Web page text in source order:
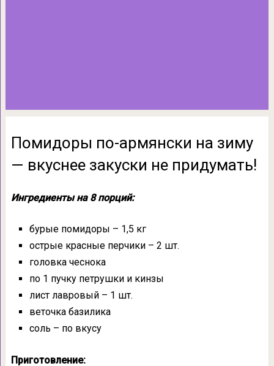
Помидоры по-армянски на зиму
— вкуснее закуски не придумать!
Ингредиенты на 8 порций:
бурые помидоры – 1,5 кг
острые красные перчики – 2 шт.
головка чеснока
по 1 пучку петрушки и кинзы
лист лавровый – 1 шт.
веточка базилика
соль – по вкусу
Приготовление: